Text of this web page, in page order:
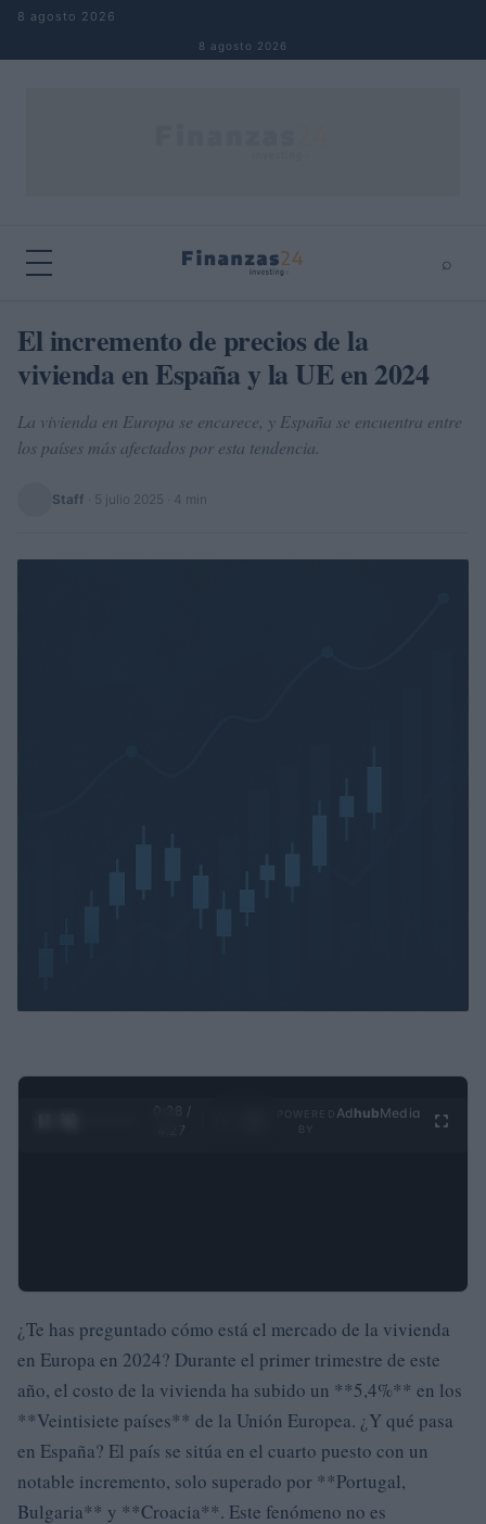
Saltar al contenido
8 agosto 2026
8 agosto 2026
⌕
Buscar
El incremento de precios de la
vivienda en España y la UE en 2024
La vivienda en Europa se encarece, y España se encuentra entre
los países más afectados por esta tendencia.
Staff 5 julio 2025 · 4 min
0:29 /
4:27
Ad hubMedia
¿Te has preguntado cómo está el mercado de la vivienda
en Europa en 2024? Durante el primer trimestre de este
año, el costo de la vivienda ha subido un **5,4%** en los
**Veintisiete países** de la Unión Europea. ¿Y qué pasa
en España? El país se sitúa en el cuarto puesto con un
notable incremento, solo superado por **Portugal,
Bulgaria** y **Croacia**. Este fenómeno no es